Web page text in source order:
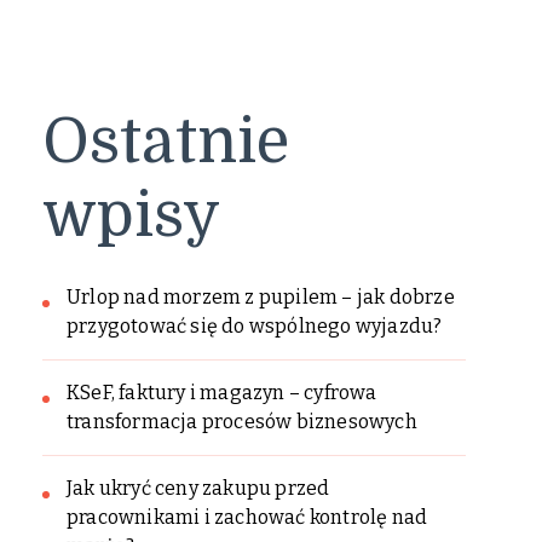
Ostatnie
wpisy
Urlop nad morzem z pupilem – jak dobrze
przygotować się do wspólnego wyjazdu?
KSeF, faktury i magazyn – cyfrowa
transformacja procesów biznesowych
Jak ukryć ceny zakupu przed
pracownikami i zachować kontrolę nad